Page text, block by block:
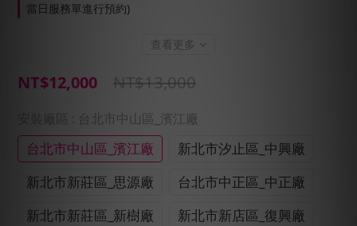
當日服務單進行預約)
查看更多
NT$12,000 NT$13,000
安裝廠區 : 台北市中山區_濱江廠
台北市中山區_濱江廠
新北市汐止區_中興廠
新北市新莊區_思源廠
台北市中正區_中正廠
新北市新莊區_新樹廠
新北市新店區_復興廠